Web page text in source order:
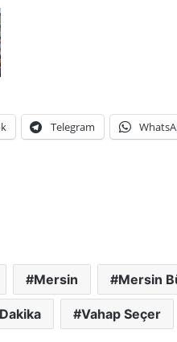
Telegram
Mersin Mersin
Vahap Seçer